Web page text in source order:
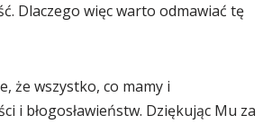
Dlaczego więc warto odmawiać tę
że wszystko, co mamy i
i błogosławieństw. Dziękując Mu za